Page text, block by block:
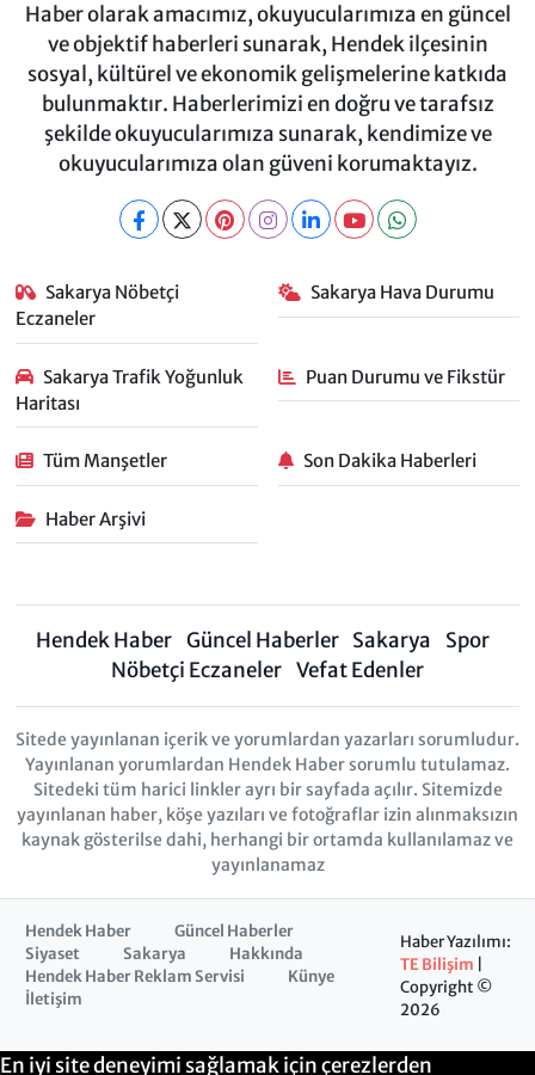
Haber olarak amacımız, okuyucularımıza en güncel
ve objektif haberleri sunarak, Hendek ilçesinin
sosyal, kültürel ve ekonomik gelişmelerine katkıda
bulunmaktır. Haberlerimizi en doğru ve tarafsız
şekilde okuyucularımıza sunarak, kendimize ve
okuyucularımıza olan güveni korumaktayız.
Sakarya Nöbetçi
Eczaneler
Sakarya Hava Durumu
Sakarya Trafik Yoğunluk
Haritası
Puan Durumu ve Fikstür
Tüm Manşetler Son Dakika Haberleri
Haber Arşivi
Hendek Haber Güncel Haberler Sakarya
Spor
Nöbetçi Eczaneler Vefat Edenler
Sitede yayınlanan içerik ve yorumlardan yazarları sorumludur.
Yayınlanan yorumlardan Hendek Haber sorumlu tutulamaz.
Sitedeki tüm harici linkler ayrı bir sayfada açılır. Sitemizde
yayınlanan haber, köşe yazıları ve fotoğraflar izin alınmaksızın
kaynak gösterilse dahi, herhangi bir ortamda kullanılamaz ve
yayınlanamaz
Hendek Haber
Güncel Haberler
Siyaset
Sakarya
Hakkında
Hendek Haber Reklam Servisi
Künye
İletişim
Haber Yazılımı:
TE Bilişim
Copyright ©
2026
En iyi site deneyimi sağlamak için çerezlerden